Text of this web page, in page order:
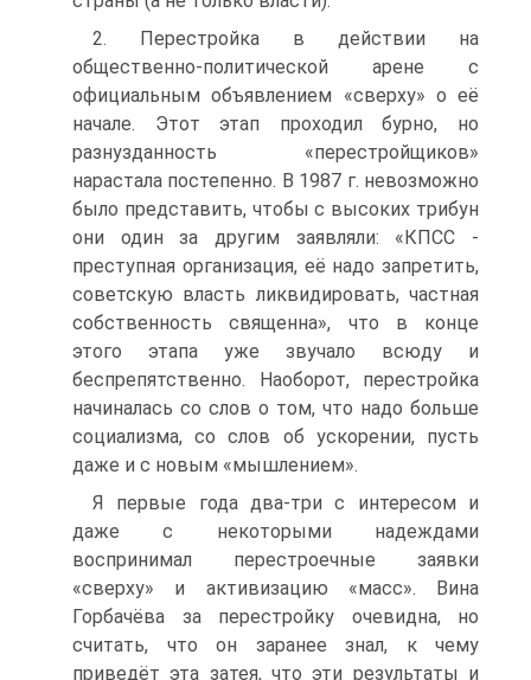
2. Перестройка в действии на
общественно-политической арене с
официальным объявлением «сверху» о её
начале. Этот этап проходил бурно, но
разнузданность «перестройщиков»
нарастала постепенно. В 1987 г. невозможно
было представить, чтобы с высоких трибун
они один за другим заявляли: «КПСС -
преступная организация, её надо запретить,
советскую власть ликвидировать, частная
собственность священна», что в конце
этого этапа уже звучало всюду и
беспрепятственно. Наоборот, перестройка
начиналась со слов о том, что надо больше
социализма, со слов об ускорении, пусть
даже и с новым «мышлением».
Я первые года два-три с интересом и
даже с некоторыми надеждами
воспринимал перестроечные заявки
«сверху» и активизацию «масс». Вина
Горбачёва за перестройку очевидна, но
считать, что он заранее знал, к чему
приведёт эта затея, что эти результаты и